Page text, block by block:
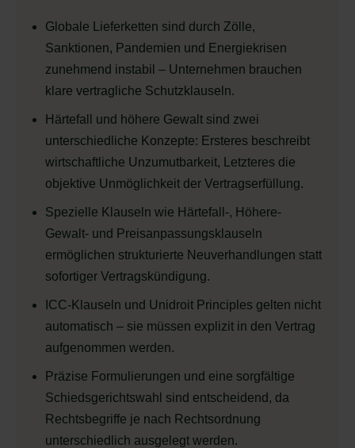
Globale Lieferketten sind durch Zölle,
Sanktionen, Pandemien und Energiekrisen
zunehmend instabil – Unternehmen brauchen
klare vertragliche Schutzklauseln.
Härtefall und höhere Gewalt sind zwei
unterschiedliche Konzepte: Ersteres beschreibt
wirtschaftliche Unzumutbarkeit, Letzteres die
objektive Unmöglichkeit der Vertragserfüllung.
Spezielle Klauseln wie Härtefall-, Höhere-
Gewalt- und Preisanpassungsklauseln
ermöglichen strukturierte Neuverhandlungen statt
sofortiger Vertragskündigung.
ICC-Klauseln und Unidroit Principles gelten nicht
automatisch – sie müssen explizit in den Vertrag
aufgenommen werden.
Präzise Formulierungen und eine sorgfältige
Schiedsgerichtswahl sind entscheidend, da
Rechtsbegriffe je nach Rechtsordnung
unterschiedlich ausgelegt werden.